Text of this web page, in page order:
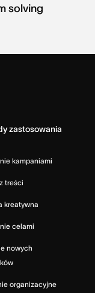
solving
zastosowania
kampaniami
treści
kreatywna
celami
nowych
organizacyjne